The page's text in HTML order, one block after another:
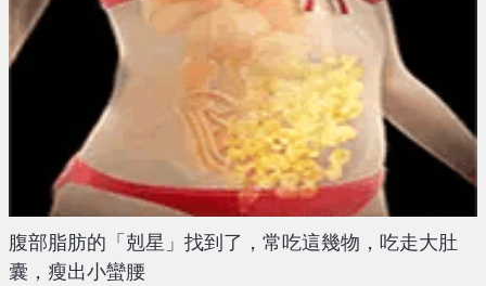
腹部脂肪的「剋星」找到了，常吃這幾物，吃走大肚
囊，瘦出小蠻腰